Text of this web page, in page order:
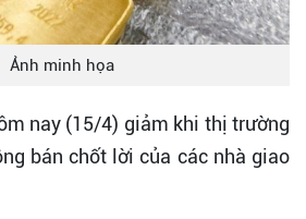
Ảnh minh họa
nay (15/4) giảm khi thị trường
bán chốt lời của các nhà giao